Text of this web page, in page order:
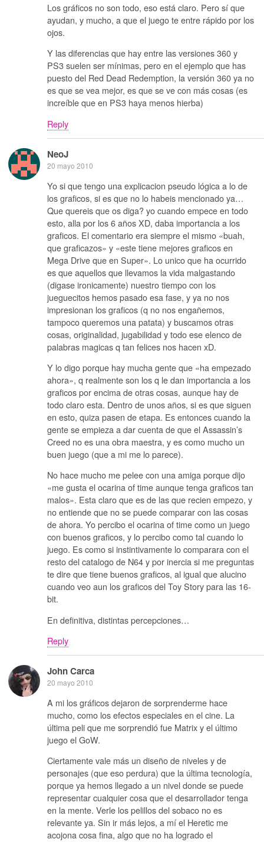
Los gráficos no son todo, eso está claro. Pero sí que
ayudan, y mucho, a que el juego te entre rápido por los
ojos.
Y las diferencias que hay entre las versiones 360 y
PS3 suelen ser mínimas, pero en el ejemplo que has
puesto del Red Dead Redemption, la versión 360 ya no
es que se vea mejor, es que se ve con más cosas (es
increíble que en PS3 haya menos hierba)
Reply
NeoJ
20 mayo 2010
Yo si que tengo una explicacion pseudo lógica a lo de
los graficos, si es que no lo habeis mencionado ya…
Que quereis que os diga? yo cuando empece en todo
esto, alla por los 6 años XD, daba importancia a los
graficos. El comentario era siempre el mismo «buah,
que graficazos» y «este tiene mejores graficos en
Mega Drive que en Super». Lo unico que ha ocurrido
es que aquellos que llevamos la vida malgastando
(digase ironicamente) nuestro tiempo con los
jueguecitos hemos pasado esa fase, y ya no nos
impresionan los graficos (q no nos engañemos,
tampoco queremos una patata) y buscamos otras
cosas, originalidad, jugabilidad y todo ese elenco de
palabras magicas q tan felices nos hacen xD.
Y lo digo porque hay mucha gente que «ha empezado
ahora», q realmente son los q le dan importancia a los
graficos por encima de otras cosas, aunque hay de
todo claro esta. Dentro de unos años, si es que siguen
en esto, quiza pasen de etapa. Es entonces cuando la
gente se empieza a dar cuenta de que el Assassin’s
Creed no es una obra maestra, y es como mucho un
buen juego (que a mi me lo parece).
No hace mucho me pelee con una amiga porque dijo
«me gusta el ocarina of time aunque tenga graficos tan
malos». Esta claro que es de las que recien empezo, y
no entiende que no se puede comparar con las cosas
de ahora. Yo percibo el ocarina of time como un juego
con buenos graficos, y lo percibo como tal cuando lo
juego. Es como si instintivamente lo comparara con el
resto del catalogo de N64 y por inercia si me preguntas
te dire que tiene buenos graficos, al igual que alucino
cuando veo aun los graficos del Toy Story para las 16-
bit.
En definitiva, distintas percepciones…
Reply
John Carca
20 mayo 2010
A mi los gráficos dejaron de sorprenderme hace
mucho, como los efectos especiales en el cine. La
última peli que me sorprendió fue Matrix y el último
juego el GoW.
Ciertamente vale más un diseño de niveles y de
personajes (que eso perdura) que la última tecnología,
porque ya hemos llegado a un nivel donde se puede
representar cualquier cosa que el desarrollador tenga
en la mente. Verle los pelillos del sobaco no es
relevante ya. Sin ir más lejos, a mí el Heretic me
acojona cosa fina, algo que no ha logrado el